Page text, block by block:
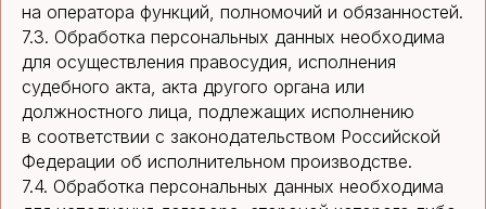
на оператора функций, полномочий и обязанностей.
7.3. Обработка персональных данных необходима
для осуществления правосудия, исполнения
судебного акта, акта другого органа или
должностного лица, подлежащих исполнению
в соответствии с законодательством Российской
Федерации об исполнительном производстве.
7.4. Обработка персональных данных необходима